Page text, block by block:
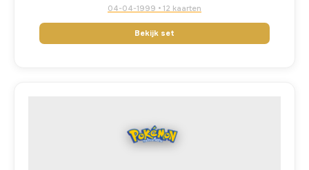
04-04-1999 • 12 kaarten
Bekijk set